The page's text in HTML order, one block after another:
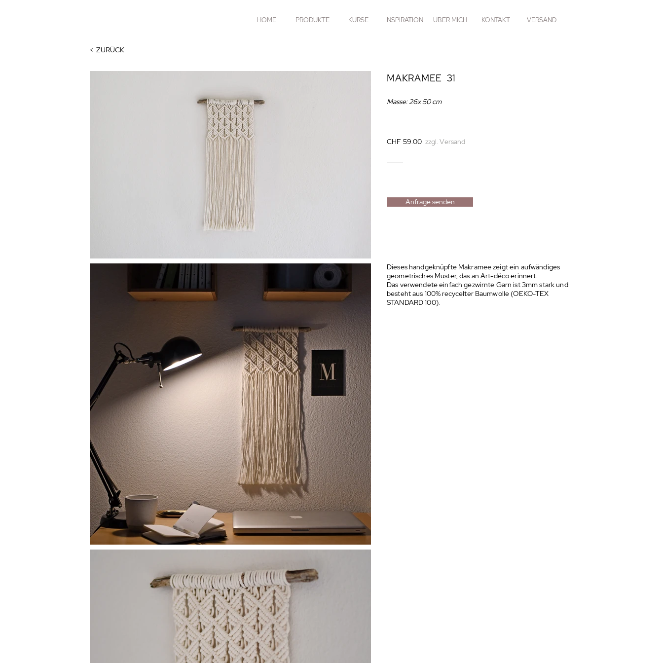
HOME PRODUKTE KURSE INSPIRATION ÜBER MICH KONTAKT VERSAND
< ZURÜCK
MAKRAMEE 31
Masse: 26x 50 cm
CHF 59.00 zzgl. Versand
Anfrage senden
Dieses handgeknüpfte Makramee zeigt ein aufwändiges
geometrisches Muster, das an Art-déco erinnert.
Das verwendete einfach gezwirnte Garn ist 3mm stark und
besteht aus 100% recycelter Baumwolle (OEKO-TEX
STANDARD 100).